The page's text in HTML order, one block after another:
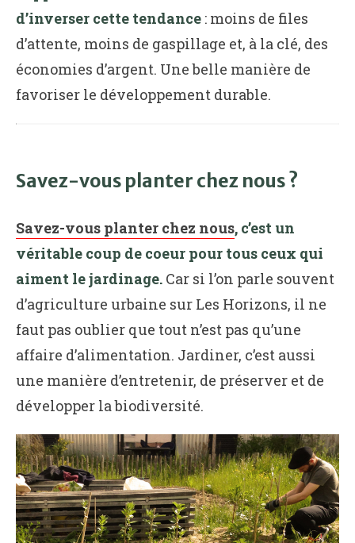
d’inverser cette tendance : moins de files
d’attente, moins de gaspillage et, à la clé, des
économies d’argent. Une belle manière de
favoriser le développement durable.
Savez-vous planter chez nous ?
Savez-vous planter chez nous, c’est un
véritable coup de coeur pour tous ceux qui
aiment le jardinage. Car si l’on parle souvent
d’agriculture urbaine sur Les Horizons, il ne
faut pas oublier que tout n’est pas qu’une
affaire d’alimentation. Jardiner, c’est aussi
une manière d’entretenir, de préserver et de
développer la biodiversité.